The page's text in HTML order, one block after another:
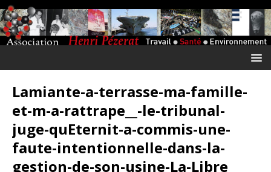
Lamiante-a-terrasse-ma-famille-
et-m-a-rattrape__-le-tribunal-
juge-quEternit-a-commis-une-
faute-intentionnelle-dans-la-
gestion-de-son-usine-La-Libre